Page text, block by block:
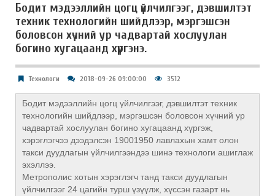
Бодит мэдээллийн цогц үйлчилгээг, дэвшилтэт
техник технологийн шийдлээр, мэргэшсэн
боловсон хүчний ур чадвартай хослуулан
богино хугацаанд хүргэнэ.
Технологи 2018-09-26 09:00:00 3512
Бодит мэдээллийн цогц үйлчилгээг, дэвшилтэт техник
технологийн шийдлээр, мэргэшсэн боловсон хүчний ур
чадвартай хослуулан богино хугацаанд хүргэж,
хэрэглэгчээ дээдэлсэн 19001950 лавлахын хамт олон
такси дуудлагын үйлчилгээндээ шинэ технологи ашиглаж
эхэллээ.
Метрополис хотын хэрэглэгч танд такси дуудлагын
үйлчилгээг 24 цагийн турш үзүүлж, хүссэн газарт нь